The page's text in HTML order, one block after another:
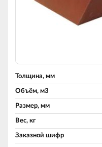
Толщина, мм
Объём, м3
Размер, мм
Вес, кг
Заказной шифр